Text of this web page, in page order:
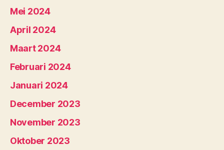
Mei 2024
April 2024
Maart 2024
Februari 2024
Januari 2024
December 2023
November 2023
Oktober 2023